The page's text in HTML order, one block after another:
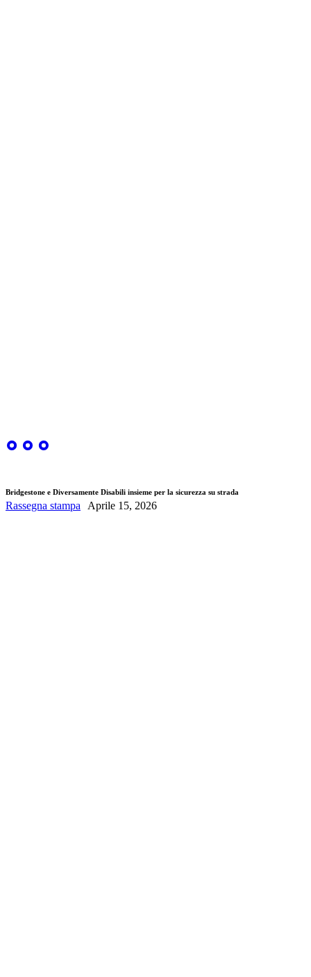
Bridgestone e Diversamente Disabili insieme per la sicurezza su strada
Rassegna stampa Aprile 15, 2026